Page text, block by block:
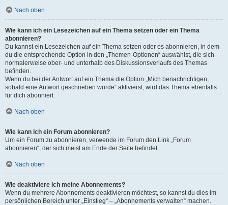
Nach oben
Wie kann ich ein Lesezeichen auf ein Thema setzen oder ein Thema
abonnieren?
Du kannst ein Lesezeichen auf ein Thema setzen oder es abonnieren, in dem
du die entsprechende Option in den „Themen-Optionen“ auswählst, die sich
normalerweise ober- und unterhalb des Diskussionsverlaufs des Themas
befinden.
Wenn du bei der Antwort auf ein Thema die Option „Mich benachrichtigen,
sobald eine Antwort geschrieben wurde“ aktivierst, wird das Thema ebenfalls
für dich abonniert.
Nach oben
Wie kann ich ein Forum abonnieren?
Um ein Forum zu abonnieren, verwende im Forum den Link „Forum
abonnieren“, der sich meist am Ende der Seite befindet.
Nach oben
Wie deaktiviere ich meine Abonnements?
Wenn du mehrere Abonnements deaktivieren möchtest, so kannst du dies im
persönlichen Bereich unter „Einstieg“ – „Abonnements verwalten“ machen.